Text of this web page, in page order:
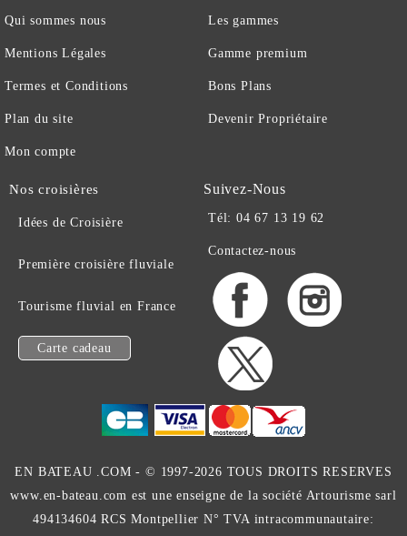
Qui sommes nous
Mentions Légales
Termes et Conditions
Plan du site
Mon compte
Les gammes
Gamme premium
Bons Plans
Devenir Propriétaire
Nos croisières
Idées de Croisière
Première croisière fluviale
Tourisme fluvial en France
Carte cadeau
Suivez-Nous
Tél: 04 67 13 19 62
Contactez-nous
EN BATEAU .COM - © 1997-2026 TOUS DROITS RESERVES
www.en-bateau.com est une enseigne de la société Artourisme sarl
494134604 RCS Montpellier N° TVA intracommunautaire: